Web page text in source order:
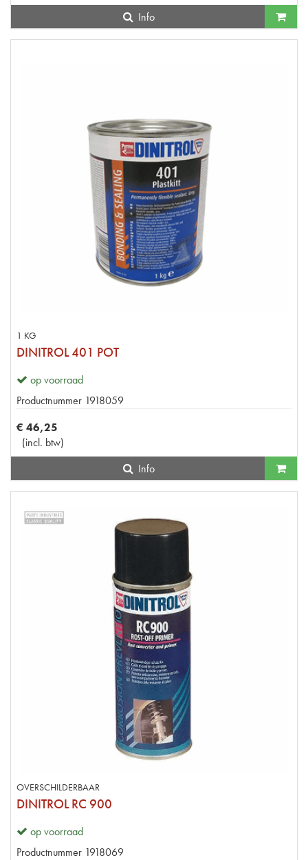
Info
1 KG
DINITROL 401 POT
op voorraad
Productnummer 1918059
€ 46,25
(incl. btw)
Info
OVERSCHILDERBAAR
DINITROL RC 900
op voorraad
Productnummer 1918069